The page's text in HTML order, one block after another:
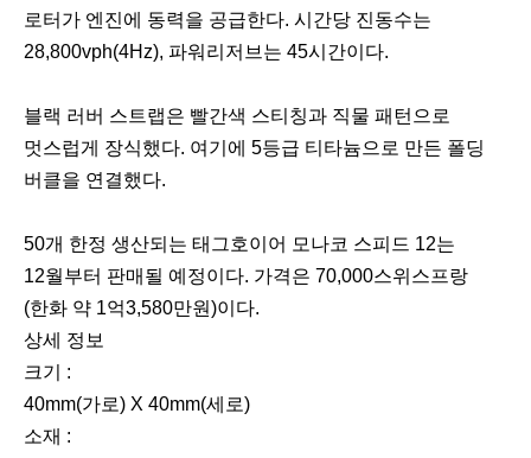
로터가 엔진에 동력을 공급한다. 시간당 진동수는
28,800vph(4Hz), 파워리저브는 45시간이다.
블랙 러버 스트랩은 빨간색 스티칭과 직물 패턴으로
멋스럽게 장식했다. 여기에 5등급 티타늄으로 만든 폴딩
버클을 연결했다.
50개 한정 생산되는 태그호이어 모나코 스피드 12는
12월부터 판매될 예정이다. 가격은 70,000스위스프랑
(한화 약 1억3,580만원)이다.
상세 정보
크기 :
40mm(가로) X 40mm(세로)
소재 :